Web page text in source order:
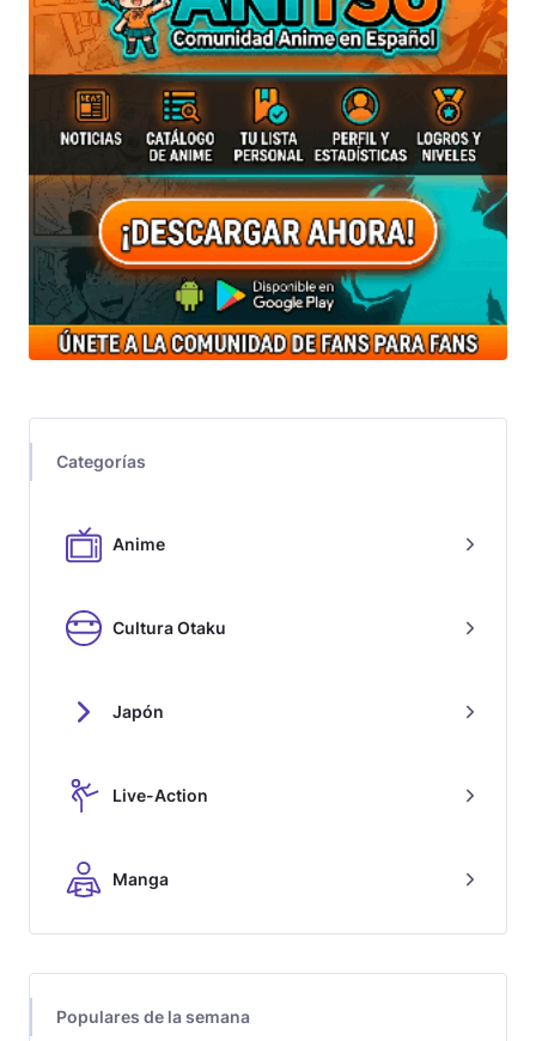
Categorías
Anime
Cultura Otaku
Japón
Live-Action
Manga
Populares de la semana